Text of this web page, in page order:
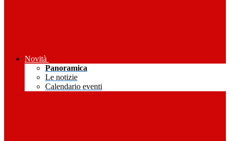
Novità
Panoramica
Le notizie
Calendario eventi